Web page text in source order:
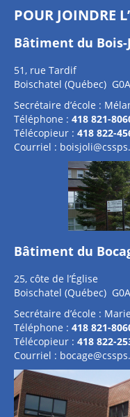
POUR JOINDRE
Bâtiment du Bois-
51, rue Tardif
Boischatel (Québec)
Secrétaire d’école :
Téléphone : 418 821-
Télécopieur : 418 822-
Courriel :
Bâtiment du
25, côte de l’Église
Boischatel (Québec)
Secrétaire d’école :
Téléphone : 418 821-
Télécopieur : 418 822-
Courriel :